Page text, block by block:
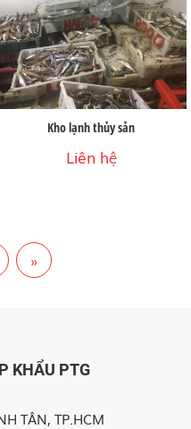
Kho lạnh thủy sản
Liên hệ
»
KHẨU PTG
TÂN, TP.HCM